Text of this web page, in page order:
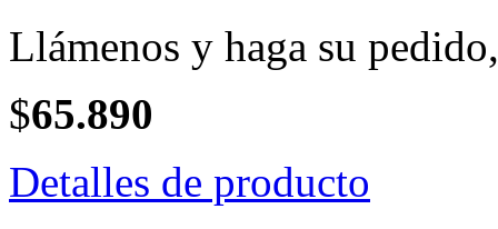
Llámenos y haga su
$65.890
Detalles de producto